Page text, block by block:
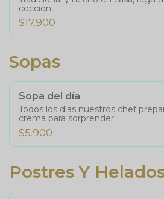
cocción.
$17.900
Sopas
Sopa del día
Todos los días nuestros chef
crema para sorprender.
$5.900
Postres Y